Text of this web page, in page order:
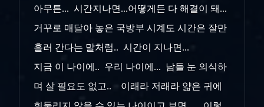
아무튼... 시간지나면...어떻게든 다 해결이 돼...
거꾸로 매달아 놓은 국방부 시계도 시간은 잘만
흘러 간다는 말처럼.. 시간이 지나면...
지금 이 나이에.. 우리 나이에... 남들 눈 의식하
며 살 필요도 없고.. 이래라 저래라 얇은 귀에